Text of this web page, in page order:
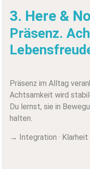
3. Here &
Präsenz.
Präsenz im Alltag
Achtsamkeit wird
Du lernst, sie in
halten.
→ Integration · Klarheit